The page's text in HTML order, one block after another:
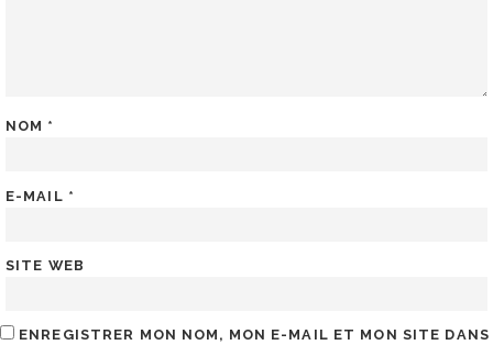
NOM *
E-MAIL *
SITE WEB
ENREGISTRER MON NOM, MON E-MAIL ET MON SITE DANS